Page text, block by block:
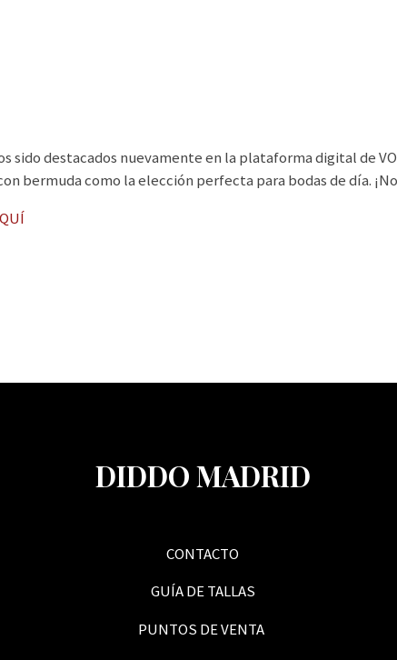
sido destacados nuevamente en la plataforma digital de
bermuda como la elección perfecta para bodas de día.
DIDDO MADRID
CONTACTO
GUÍA DE TALLAS
PUNTOS DE VENTA